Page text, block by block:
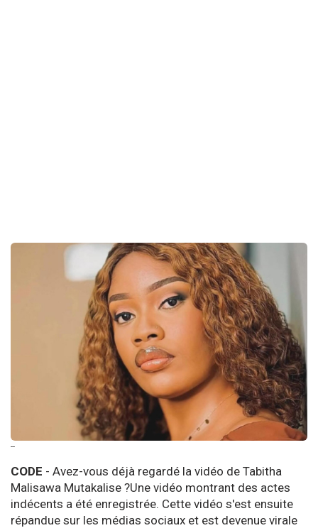
--
CODE - Avez-vous déjà regardé la vidéo de Tabitha
Malisawa Mutakalise ?Une vidéo montrant des actes
indécents a été enregistrée. Cette vidéo s'est ensuite
répandue sur les médias sociaux et est devenue virale